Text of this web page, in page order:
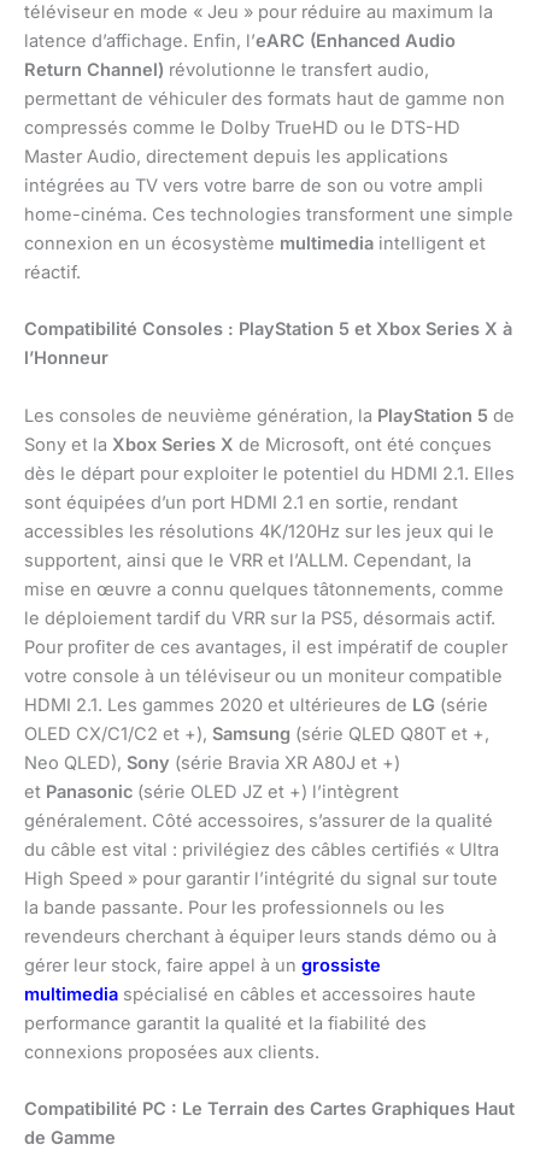
téléviseur en mode « Jeu » pour réduire au maximum la
latence d’affichage. Enfin, l’eARC (Enhanced Audio
Return Channel) révolutionne le transfert audio,
permettant de véhiculer des formats haut de gamme non
compressés comme le Dolby TrueHD ou le DTS-HD
Master Audio, directement depuis les applications
intégrées au TV vers votre barre de son ou votre ampli
home-cinéma. Ces technologies transforment une simple
connexion en un écosystème multimedia intelligent et
réactif.
Compatibilité Consoles : PlayStation 5 et Xbox Series X à
l’Honneur
Les consoles de neuvième génération, la PlayStation 5 de
Sony et la Xbox Series X de Microsoft, ont été conçues
dès le départ pour exploiter le potentiel du HDMI 2.1. Elles
sont équipées d’un port HDMI 2.1 en sortie, rendant
accessibles les résolutions 4K/120Hz sur les jeux qui le
supportent, ainsi que le VRR et l’ALLM. Cependant, la
mise en œuvre a connu quelques tâtonnements, comme
le déploiement tardif du VRR sur la PS5, désormais actif.
Pour profiter de ces avantages, il est impératif de coupler
votre console à un téléviseur ou un moniteur compatible
HDMI 2.1. Les gammes 2020 et ultérieures de LG (série
OLED CX/C1/C2 et +), Samsung (série QLED Q80T et +,
Neo QLED), Sony (série Bravia XR A80J et +)
et Panasonic (série OLED JZ et +) l’intègrent
généralement. Côté accessoires, s’assurer de la qualité
du câble est vital : privilégiez des câbles certifiés « Ultra
High Speed » pour garantir l’intégrité du signal sur toute
la bande passante. Pour les professionnels ou les
revendeurs cherchant à équiper leurs stands démo ou à
gérer leur stock, faire appel à un grossiste
multimedia spécialisé en câbles et accessoires haute
performance garantit la qualité et la fiabilité des
connexions proposées aux clients.
Compatibilité PC : Le Terrain des Cartes Graphiques Haut
de Gamme